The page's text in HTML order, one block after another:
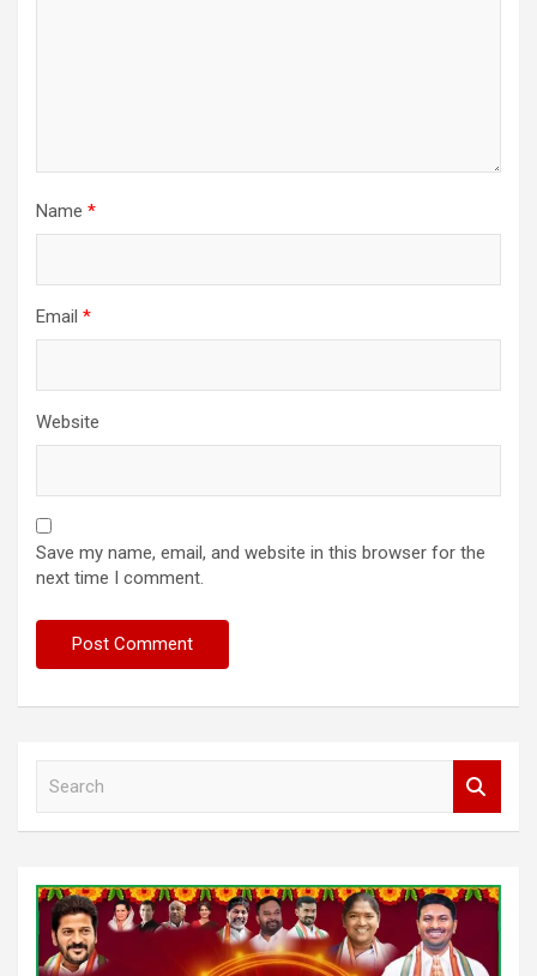
Name *
Email *
Website
Save my name, email, and website in this browser for the
next time I comment.
h